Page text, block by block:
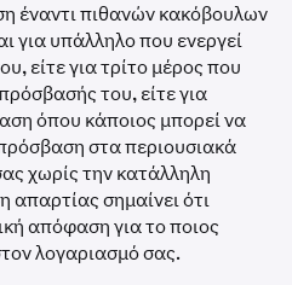
έναντι πιθανών κακόβουλων
για υπάλληλο που ενεργεί
είτε για τρίτο μέρος που
του, είτε για
όπου κάποιος μπορεί να
στα περιουσιακά
χωρίς την κατάλληλη
απαρτίας σημαίνει ότι
απόφαση για το ποιος
λογαριασμό σας.